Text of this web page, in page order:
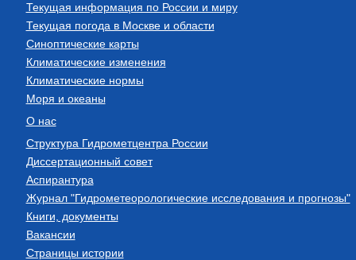
Текущая информация по России и миру
Текущая погода в Москве и области
Синоптические карты
Климатические изменения
Климатические нормы
Моря и океаны
О нас
Структура Гидрометцентра России
Диссертационный совет
Аспирантура
Журнал "Гидрометеорологические исследования и прогнозы"
Книги, документы
Вакансии
Страницы истории